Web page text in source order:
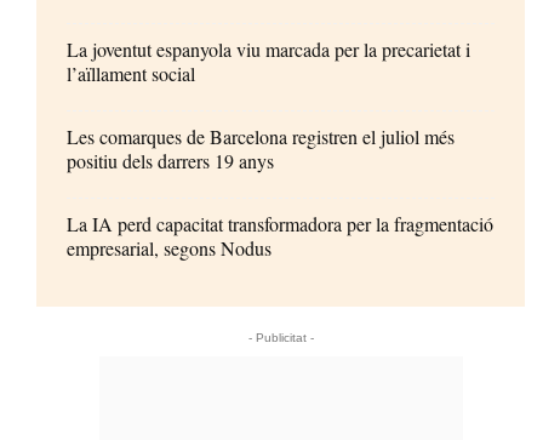
La joventut espanyola viu marcada per la precarietat i
l’aïllament social
Les comarques de Barcelona registren el juliol més
positiu dels darrers 19 anys
La IA perd capacitat transformadora per la fragmentació
empresarial, segons Nodus
- Publicitat -